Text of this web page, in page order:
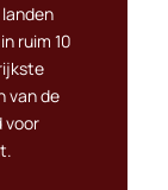
ruim 10
van de
voor